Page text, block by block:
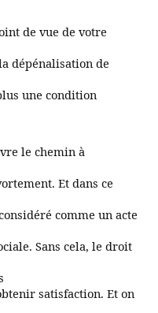
de vue de votre
dépénalisation de
une condition
le chemin à
Et dans ce
comme un acte
Sans cela, le droit
satisfaction. Et on